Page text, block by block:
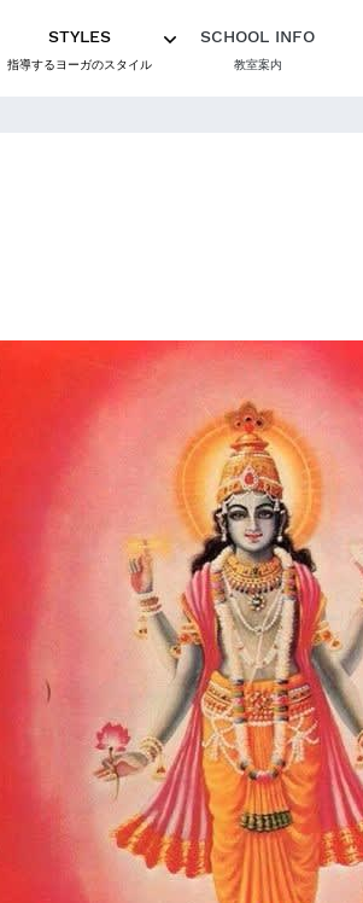
STYLES
指導するヨーガのスタイル
SCHOOL INFO
教室案内